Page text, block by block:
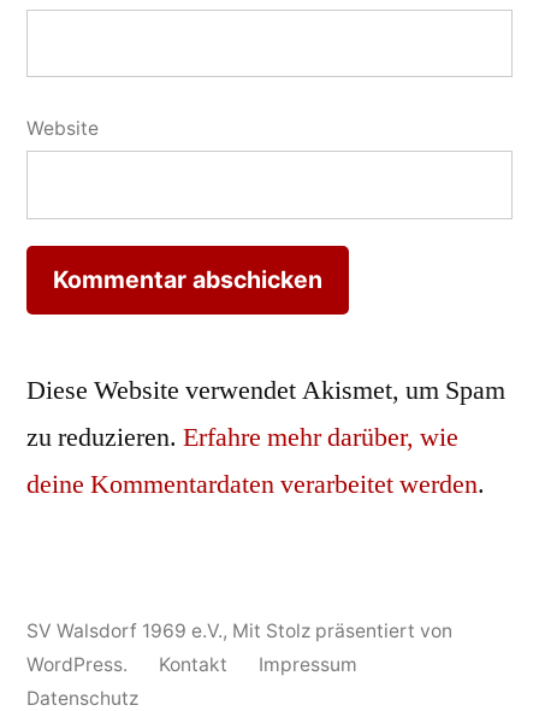
Website
Diese Website verwendet Akismet, um Spam
zu reduzieren. Erfahre mehr darüber, wie
deine Kommentardaten verarbeitet werden.
SV Walsdorf 1969 e.V., Mit Stolz präsentiert von
WordPress.
Kontakt
Impressum
Datenschutz